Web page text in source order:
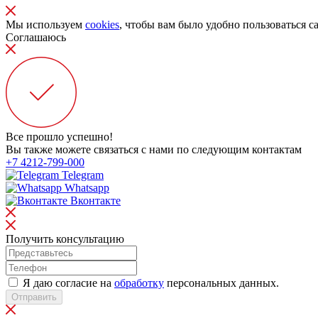
Мы используем cookies, чтобы вам было удобно пользоваться
Соглашаюсь
Все прошло успешно!
Вы также можете связаться с нами по следующим контактам
+7 4212-799-000
Telegram
Whatsapp
Вконтакте
Получить консультацию
Я даю согласие на обработку персональных данных.
Отправить